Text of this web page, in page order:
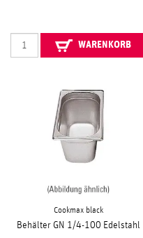
WARENKORB
Cookmax black
Behälter GN 1/4-100 Edelstahl